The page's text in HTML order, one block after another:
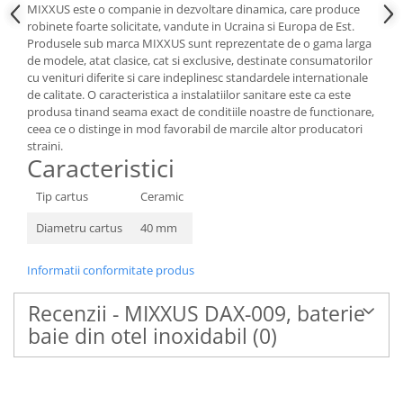
MIXXUS este o companie in dezvoltare dinamica, care produce
robinete foarte solicitate, vandute in Ucraina si Europa de Est.
Produsele sub marca MIXXUS sunt reprezentate de o gama larga
de modele, atat clasice, cat si exclusive, destinate consumatorilor
cu venituri diferite si care indeplinesc standardele internationale
de calitate. O caracteristica a instalatiilor sanitare este ca este
produsa tinand seama exact de conditiile noastre de functionare,
ceea ce o distinge in mod favorabil de marcile altor producatori
straini.
Caracteristici
Tip cartus
Ceramic
Diametru cartus
40 mm
Informatii conformitate produs
Recenzii - MIXXUS DAX-009, baterie
baie din otel inoxidabil (0)